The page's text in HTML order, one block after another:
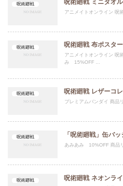
呪術廻戦 呪術廻戦 ミニタオル
アニメイトオンライン 呪
呪術廻戦 呪術廻戦 布ポスタ
アニメイトオンライン 呪
み 15%OFF ...
呪術廻戦 呪術廻戦 レザーコ
プレミアムバンダイ 商品
呪術廻戦 「呪術廻戦」缶バ
あみあみ 10%OFF 商品
呪術廻戦 呪術廻戦 ネオンラ